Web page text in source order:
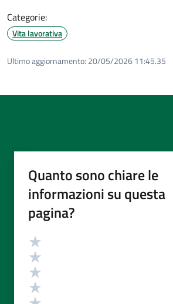
Categorie:
Vita lavorativa
Ultimo aggiornamento: 20/05/2026 11:45.35
Quanto sono chiare le
informazioni su questa
pagina?
Valutazione